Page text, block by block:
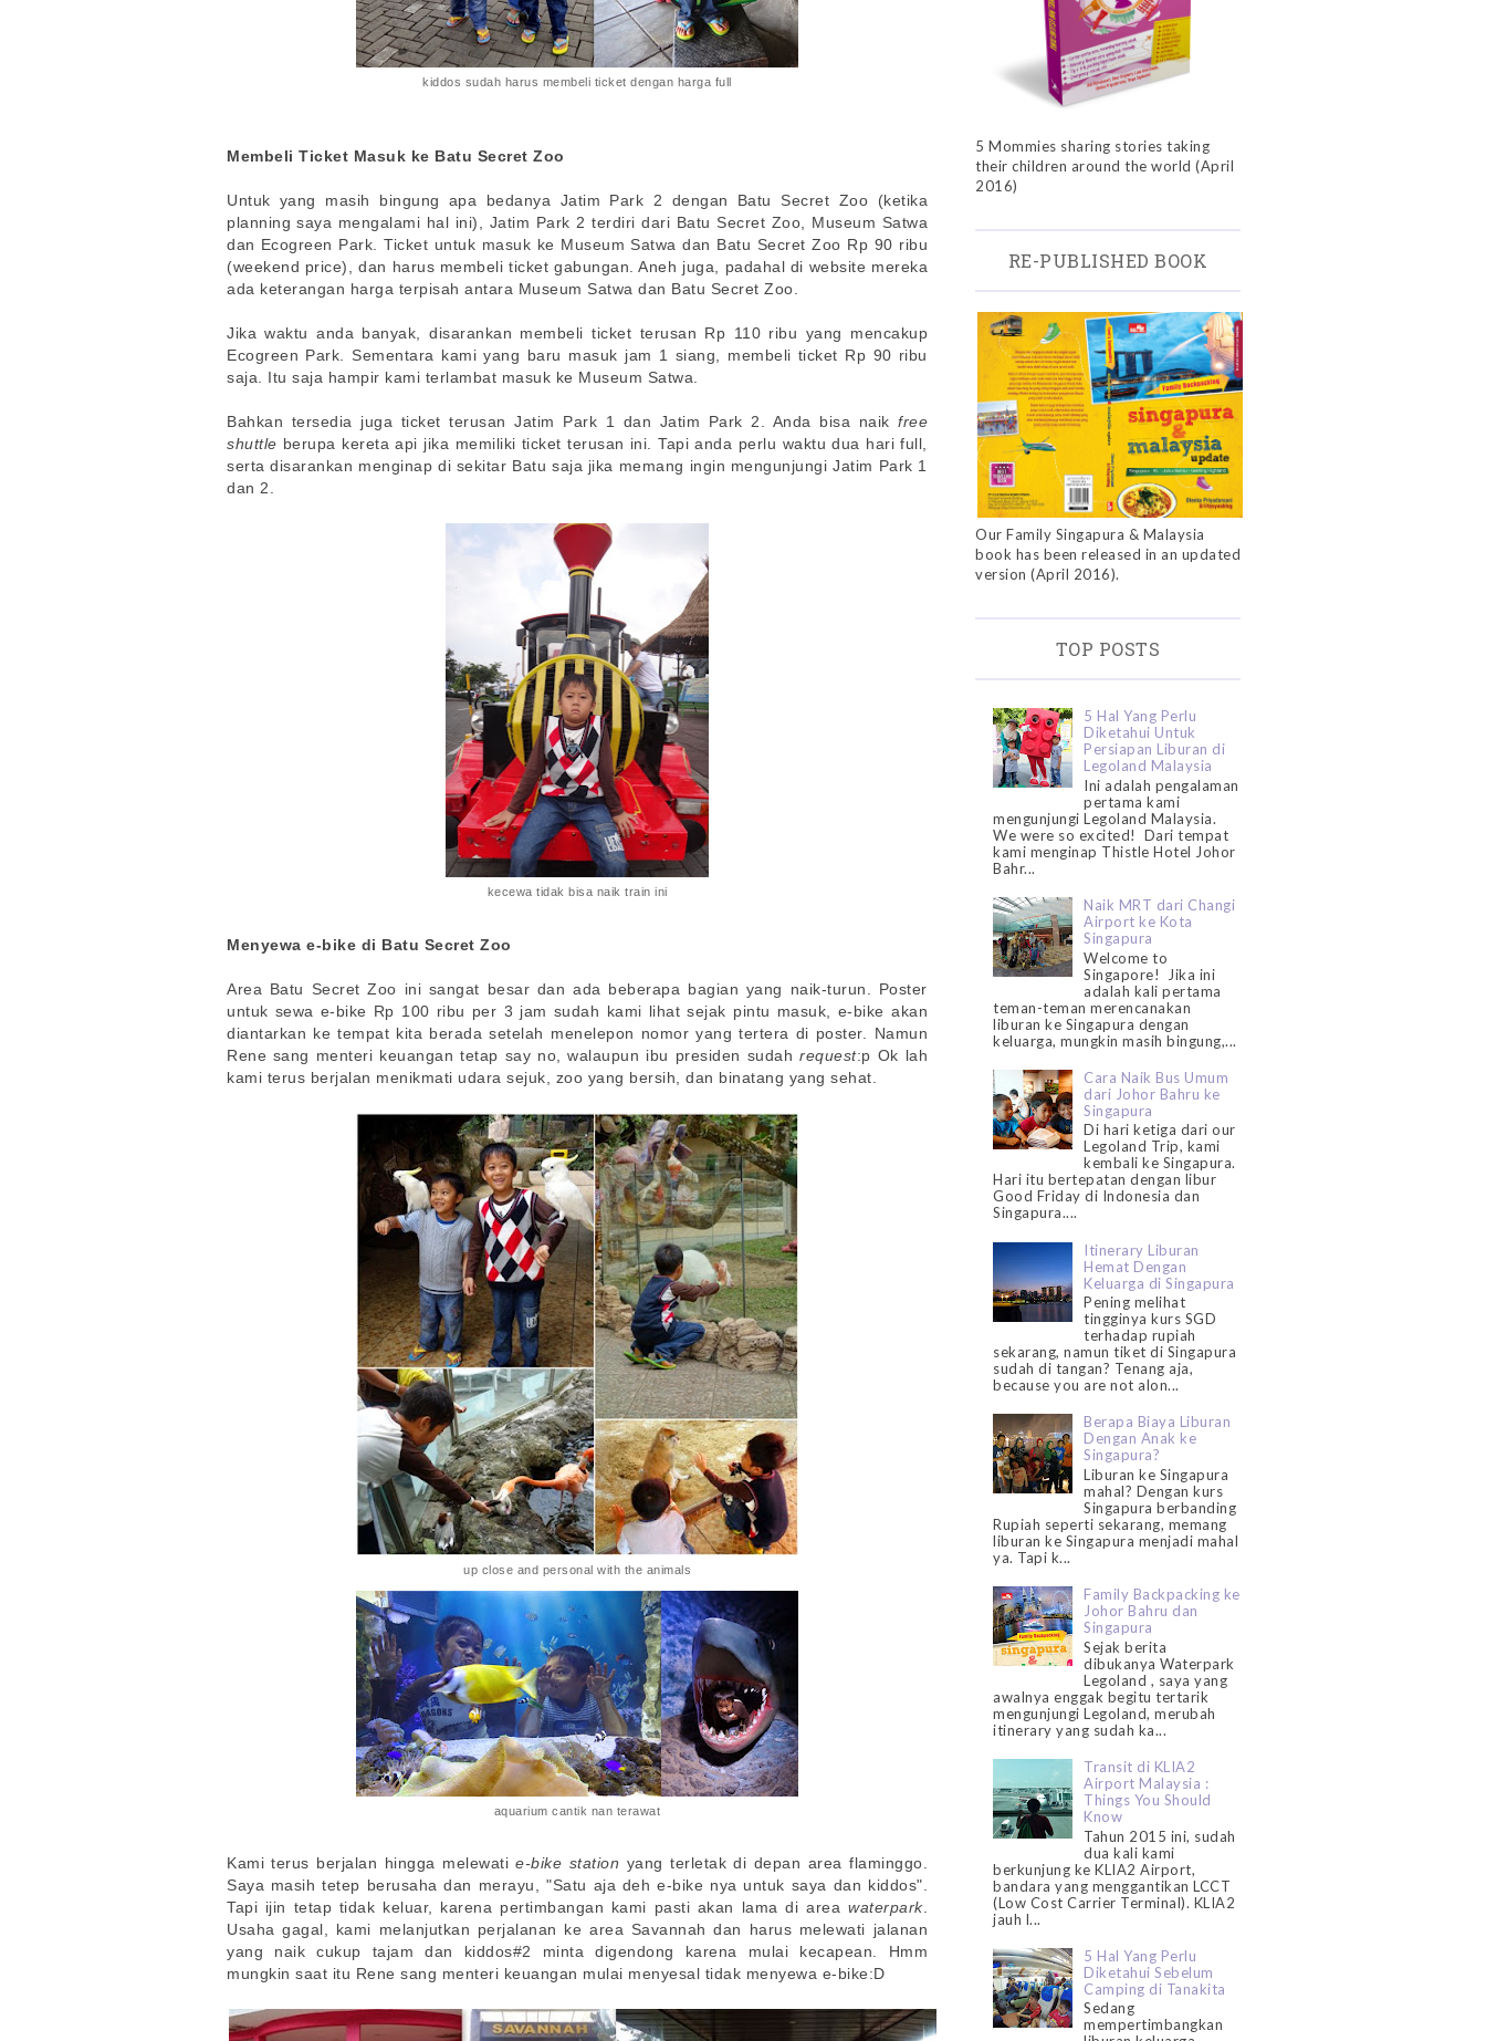
kiddos sudah harus membeli ticket dengan harga full
Membeli Ticket Masuk ke Batu Secret Zoo
Untuk yang masih bingung apa bedanya Jatim Park 2 dengan Batu Secret Zoo (ketika
planning saya mengalami hal ini), Jatim Park 2 terdiri dari Batu Secret Zoo, Museum Satwa
dan Ecogreen Park. Ticket untuk masuk ke Museum Satwa dan Batu Secret Zoo Rp 90 ribu
(weekend price), dan harus membeli ticket gabungan. Aneh juga, padahal di website mereka
ada keterangan harga terpisah antara Museum Satwa dan Batu Secret Zoo.
Jika waktu anda banyak, disarankan membeli ticket terusan Rp 110 ribu yang mencakup
Ecogreen Park. Sementara kami yang baru masuk jam 1 siang, membeli ticket Rp 90 ribu
saja. Itu saja hampir kami terlambat masuk ke Museum Satwa.
Bahkan tersedia juga ticket terusan Jatim Park 1 dan Jatim Park 2. Anda bisa naik free
shuttle berupa kereta api jika memiliki ticket terusan ini. Tapi anda perlu waktu dua hari full,
serta disarankan menginap di sekitar Batu saja jika memang ingin mengunjungi Jatim Park 1
dan 2.
kecewa tidak bisa naik train ini
Menyewa e-bike di Batu Secret Zoo
Area Batu Secret Zoo ini sangat besar dan ada beberapa bagian yang naik-turun. Poster
untuk sewa e-bike Rp 100 ribu per 3 jam sudah kami lihat sejak pintu masuk, e-bike akan
diantarkan ke tempat kita berada setelah menelepon nomor yang tertera di poster. Namun
Rene sang menteri keuangan tetap say no, walaupun ibu presiden sudahrequest:p Ok lah
kami terus berjalan menikmati udara sejuk, zoo yang bersih, dan binatang yang sehat.
up close and personal with the animals
aquarium cantik nan terawat
Kami terus berjalan hingga melewatie-bike station yang terletak di depan area flaminggo.
Saya masih tetep berusaha dan merayu, "Satu aja deh e-bike nya untuk saya dan kiddos".
Tapi ijin tetap tidak keluar, karena pertimbangan kami pasti akan lama di area waterpark.
Usaha gagal, kami melanjutkan perjalanan ke area Savannah dan harus melewati jalanan
yang naik cukup tajam dan kiddos#2 minta digendong karena mulai kecapean. Hmm
mungkin saat itu Rene sang menteri keuangan mulai menyesal tidak menyewa e-bike:D
5 Mommies sharing stories taking
their children around the world (April
2016)
RE-PUBLISHED BOOK
Our Family Singapura & Malaysia
book has been released in an updated
version (April 2016).
TOP POSTS
5 Hal Yang Perlu
Diketahui Untuk
Persiapan Liburan di
Legoland Malaysia
Ini adalah pengalaman
pertama kami
mengunjungi Legoland Malaysia.
We were so excited! Dari tempat
kami menginap Thistle Hotel Johor
Bahr...
Naik MRT dari Changi
Airport ke Kota
Singapura
Welcome to
Singapore! Jika ini
adalah kali pertama
teman-teman merencanakan
liburan ke Singapura dengan
keluarga, mungkin masih bingung,...
Cara Naik Bus Umum
dari Johor Bahru ke
Singapura
Di hari ketiga dari our
Legoland Trip, kami
kembali ke Singapura.
Hari itu bertepatan dengan libur
Good Friday di Indonesia dan
Singapura....
Itinerary Liburan
Hemat Dengan
Keluarga di Singapura
Pening melihat
tingginya kurs SGD
terhadap rupiah
sekarang, namun tiket di Singapura
sudah di tangan? Tenang aja,
because you are not alon...
Berapa Biaya Liburan
Dengan Anak ke
Singapura?
Liburan ke Singapura
mahal? Dengan kurs
Singapura berbanding
Rupiah seperti sekarang, memang
liburan ke Singapura menjadi mahal
ya. Tapi k...
Family Backpacking ke
Johor Bahru dan
Singapura
Sejak berita
dibukanya Waterpark
Legoland , saya yang
awalnya enggak begitu tertarik
mengunjungi Legoland, merubah
itinerary yang sudah ka...
Transit di KLIA2
Airport Malaysia :
Things You Should
Know
Tahun 2015 ini, sudah
dua kali kami
berkunjung ke KLIA2 Airport,
bandara yang menggantikan LCCT
(Low Cost Carrier Terminal). KLIA2
jauh l...
5 Hal Yang Perlu
Diketahui Sebelum
Camping di Tanakita
Sedang
mempertimbangkan